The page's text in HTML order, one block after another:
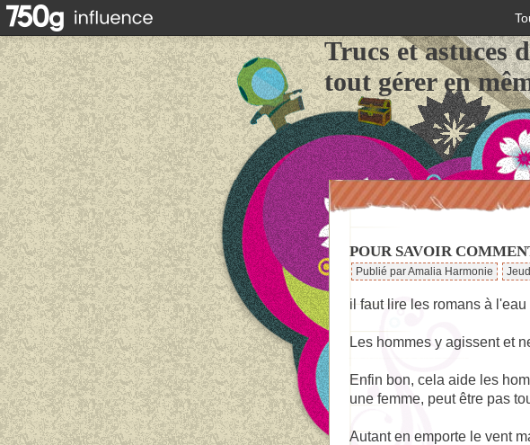
Trucs et astuces
tout gérer en
POUR SAVOIR
Publié par Amalia Harmonie
il faut lire les romans à
Les hommes y agissent et
Enfin bon, cela aide les
une femme, peut être pas
Autant en emporte le vent